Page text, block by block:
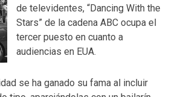
de televidentes, “Dancing With the
Stars” de la cadena ABC ocupa el
tercer puesto en cuanto a
audiencias en EUA.
se ha ganado su fama al incluir